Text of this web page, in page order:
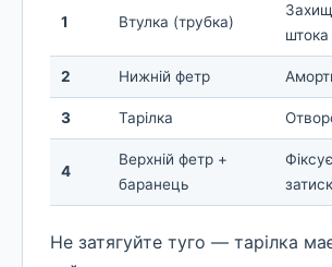
1 Втулка (трубка)
штока
2 Нижній фетр
3 Тарілка
4
Верхній фетр +
баранець
Не затягуйте туго — тарілка